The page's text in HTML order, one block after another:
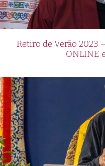
Retiro de Verão 2023
ONLINE